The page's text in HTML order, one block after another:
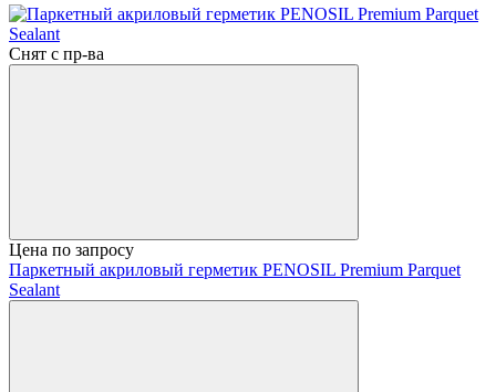
Снят с пр-ва
Цена по запросу
Паркетный акриловый герметик PENOSIL Premium Parquet
Sealant